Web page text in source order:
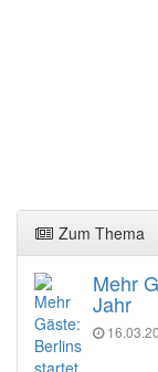
Zum Thema
Mehr
Jahr